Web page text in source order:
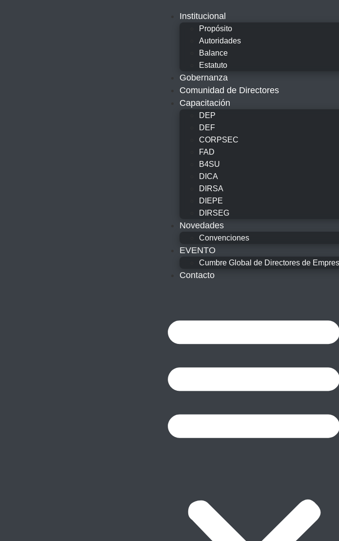
Institucional
Propósito
Autoridades
Balance
Estatuto
Gobernanza
Comunidad de Directores
Capacitación
DEP
DEF
CORPSEC
FAD
B4SU
DICA
DIRSA
DIEPE
DIRSEG
Novedades
Convenciones
EVENTO
Cumbre Global de Directores de
Contacto